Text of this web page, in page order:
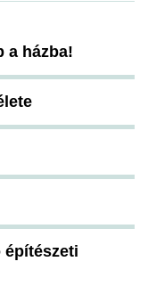
a házba!
építészeti